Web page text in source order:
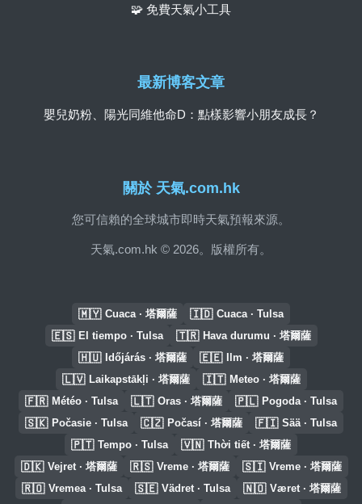
關於 天氣.com.hk
您可信賴的全球城市即時天氣預報來源。
天氣.com.hk © 2026。版權所有。
🧩 免費天氣小工具
最新博客文章
嬰兒奶粉、陽光同維他命D：點樣影響小朋友成長？
🇲🇾 Cuaca · 塔爾薩 🇮🇩 Cuaca · Tulsa
🇪🇸 El tiempo · Tulsa 🇹🇷 Hava durumu · 塔爾薩
🇭🇺 Időjárás · 塔爾薩 🇪🇪 Ilm · 塔爾薩
🇱🇻 Laikapstākļi · 塔爾薩 🇮🇹 Meteo · 塔爾薩
🇫🇷 Météo · Tulsa 🇱🇹 Oras · 塔爾薩 🇵🇱 Pogoda · Tulsa
🇸🇰 Počasie · Tulsa 🇨🇿 Počasí · 塔爾薩 🇫🇮 Sää · Tulsa
🇵🇹 Tempo · Tulsa 🇻🇳 Thời tiết · 塔爾薩
🇩🇰 Vejret · 塔爾薩 🇷🇸 Vreme · 塔爾薩 🇸🇮 Vreme · 塔爾薩
🇷🇴 Vremea · Tulsa 🇸🇪 Vädret · Tulsa 🇳🇴 Været · 塔爾薩